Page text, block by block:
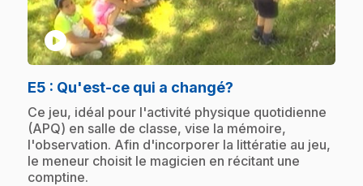
play_circle
E5 : Qu'est-ce qui a changé?
.Ce jeu, idéal pour l'activité physique quotidienne
(APQ) en salle de classe, vise la mémoire,
l'observation. Afin d'incorporer la littératie au jeu,
le meneur choisit le magicien en récitant une
comptine.